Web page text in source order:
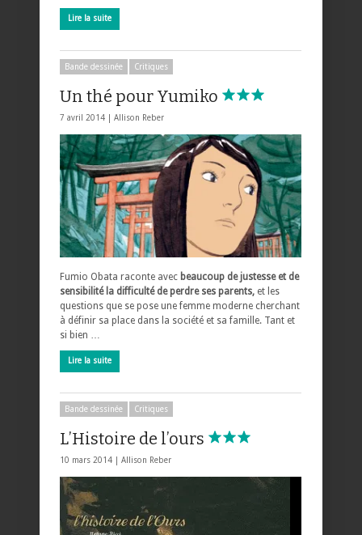
Lire la suite
Bande dessinée Critiques
Un thé pour Yumiko
7 avril 2014 | Allison Reber
Fumio Obata raconte avec beaucoup de justesse et de
sensibilité la difficulté de perdre ses parents, et les
questions que se pose une femme moderne cherchant
à définir sa place dans la société et sa famille. Tant et
si bien …
Lire la suite
Bande dessinée Critiques
L’Histoire de l’ours
10 mars 2014 | Allison Reber